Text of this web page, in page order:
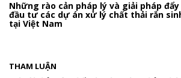
Những rào cản pháp lý và giải pháp
đầu tư các dự án xử lý chất thải rắn
tại Việt Nam
THAM LUẬN